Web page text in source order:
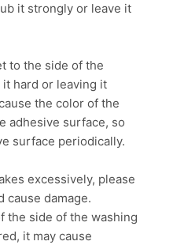
it strongly or leave it
to the side of the
hard or leaving it
the color of the
adhesive surface, so
surface periodically.
excessively, please
cause damage.
the side of the washing
it may cause